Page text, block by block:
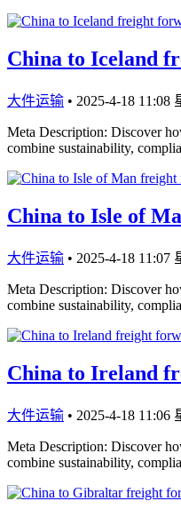
China to Iceland
大件运输 • 2025-4-18 11:08
Meta Description: Discover
combine sustainability,
China to Isle of
大件运输 • 2025-4-18 11:07
Meta Description: Discover
combine sustainability,
China to Ireland
大件运输 • 2025-4-18 11:06
Meta Description: Discover
combine sustainability,